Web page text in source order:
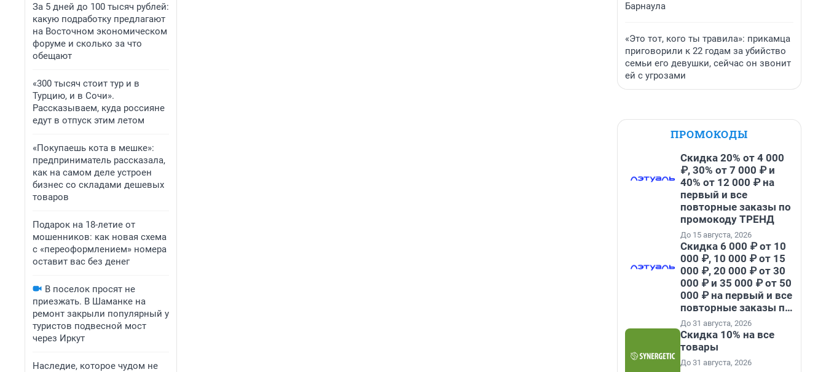
За 5 дней до 100 тысяч рублей:
какую подработку предлагают
на Восточном экономическом
форуме и сколько за что
обещают
«300 тысяч стоит тур и в
Турцию, и в Сочи».
Рассказываем, куда россияне
едут в отпуск этим летом
«Покупаешь кота в мешке»:
предприниматель рассказала,
как на самом деле устроен
бизнес со складами дешевых
товаров
Подарок на 18-летие от
мошенников: как новая схема
с «переоформлением» номера
оставит вас без денег
В поселок просят не
приезжать. В Шаманке на
ремонт закрыли популярный у
туристов подвесной мост
через Иркут
Наследие, которое чудом не
Барнаула
«Это тот, кого ты травила»: прикамца
приговорили к 22 годам за убийство
семьи его девушки, сейчас он звонит
ей с угрозами
ПРОМОКОДЫ
Скидка 20% от 4 000
₽, 30% от 7 000 ₽ и
40% от 12 000 ₽ на
первый и все
повторные заказы по
промокоду ТРЕНД
До 15 августа, 2026
Скидка 6 000 ₽ от 10
000 ₽, 10 000 ₽ от 15
000 ₽, 20 000 ₽ от 30
000 ₽ и 35 000 ₽ от 50
000 ₽ на первый и все
повторные заказы по
промокоду НАБЕРИ
До 31 августа, 2026
Скидка 10% на все
товары
До 31 августа, 2026